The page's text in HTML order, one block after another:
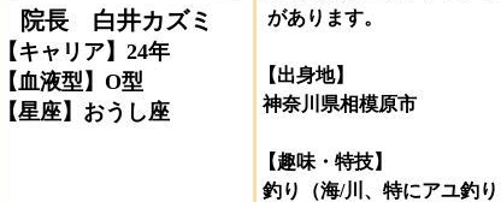
院長 白井カズミ
【キャリア】24年
【血液型】O型
【星座】おうし座
があります。
【出身地】
神奈川県相模原市
【趣味・特技】
釣り（海/川、特にアユ釣